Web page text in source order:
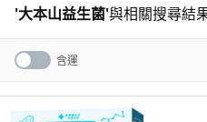
'大本山益生菌'與相關搜尋結
含運